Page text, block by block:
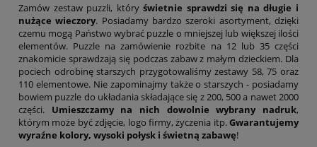
Typograf
UNI-1
Wagraf
Waterman
Zamów zestaw puzzli, któryświetnie sprawdzi się na długie i
nużące wieczory. Posiadamy bardzo szeroki asortyment, dzięki
czemu mogą Państwo wybrać puzzle o mniejszej lub większej ilości
elementów. Puzzle na zamówienie rozbite na 12 lub 35 części
znakomicie sprawdzają się podczas zabaw z małym dzieckiem. Dla
pociech odrobinę starszych przygotowaliśmy zestawy 58, 75 oraz
110 elementowe. Nie zapominajmy także o starszych - posiadamy
bowiem puzzle do układania składające się z 200, 500 a nawet 2000
części. Umieszczamy na nich dowolnie wybrany nadruk,
którym może być zdjęcie, logo firmy, życzenia itp.Gwarantujemy
wyraźne kolory, wysoki połysk i świetną zabawę!